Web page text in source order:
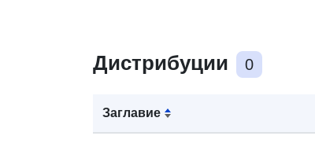
Дистрибуции 0
Заглавие